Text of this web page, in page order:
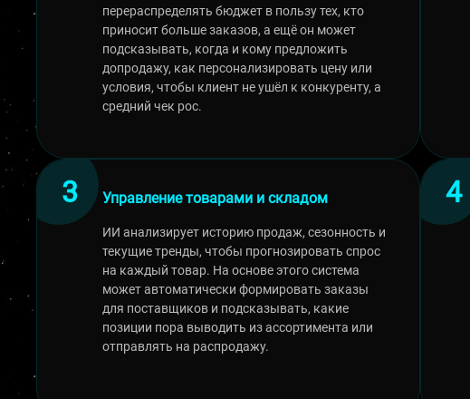
перераспределять бюджет в пользу тех, кто
приносит больше заказов, а ещё он может
подсказывать, когда и кому предложить
допродажу, как персонализировать цену или
условия, чтобы клиент не ушёл к конкуренту, а
средний чек рос.
Управление товарами и складом
ИИ анализирует историю продаж, сезонность и
текущие тренды, чтобы прогнозировать спрос
на каждый товар. На основе этого система
может автоматически формировать заказы
для поставщиков и подсказывать, какие
позиции пора выводить из ассортимента или
отправлять на распродажу.